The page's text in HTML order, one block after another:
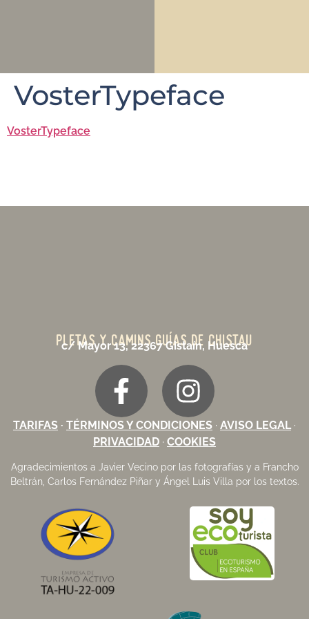
VosterTypeface
VosterTypeface
PLETAS Y CAMINS GUÍAS DE CHISTAU
c/ Mayor 13, 22367 Gistaín, Huesca
TARIFAS · TÉRMINOS Y CONDICIONES · AVISO LEGAL ·
PRIVACIDAD · COOKIES
Agradecimientos a Javier Vecino por las fotografías y a Francho
Beltrán, Carlos Fernández Piñar y Ángel Luis Villa por los textos.